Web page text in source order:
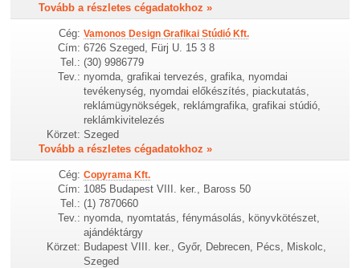
Tovább a részletes cégadatokhoz »
Cég: Vamonos Design Grafikai Stúdió Kft.
Cím: 6726 Szeged, Fürj U. 15 3 8
Tel.: (30) 9986779
Tev.: nyomda, grafikai tervezés, grafika, nyomdai
tevékenység, nyomdai előkészítés, piackutatás,
reklámügynökségek, reklámgrafika, grafikai stúdió,
reklámkivitelezés
Körzet: Szeged
Tovább a részletes cégadatokhoz »
Cég: Copyrama Kft.
Cím: 1085 Budapest VIII. ker., Baross 50
Tel.: (1) 7870660
Tev.: nyomda, nyomtatás, fénymásolás, könyvkötészet,
ajándéktárgy
Körzet: Budapest VIII. ker., Győr, Debrecen, Pécs, Miskolc,
Szeged